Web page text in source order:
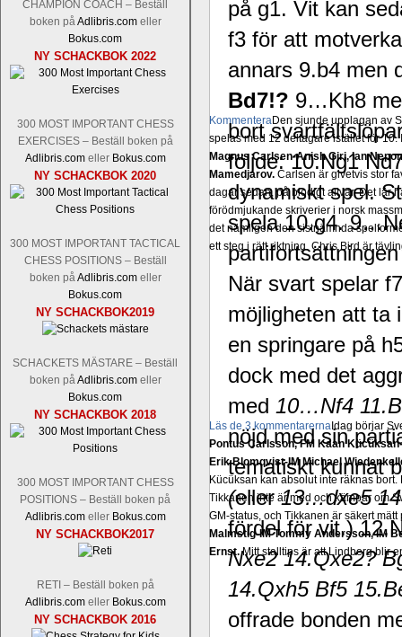
CHAMPION COACH – Beställ
boken påAdlibris.comeller
Bokus.com
NY SCHACKBOK 2022
300 MOST IMPORTANT CHESS
EXERCISES – Beställ boken på
Adlibris.comeller Bokus.com
NY SCHACKBOK 2020
300 MOST IMPORTANT TACTICAL
CHESS POSITIONS – Beställ
boken påAdlibris.comeller
Bokus.com
NY SCHACKBOK2019
SCHACKETS MÄSTARE – Beställ
boken påAdlibris.comeller
Bokus.com
NY SCHACKBOK 2018
300 MOST IMPORTANT CHESS
POSITIONS – Beställ boken på
Adlibris.comeller Bokus.com
NY SCHACKBOK2017
RETI – Beställ boken på
Adlibris.comeller Bokus.com
NY SCHACKBOK 2016
KommenteraDen sjunde upplagan av
spelas med 12 deltagare istället för
Magnus Carlsen-Anish Giri, Ian
Mamedjarov. Carlsen är givetvis stor
dagar sedan, på blodigt allvar. Det lär
förödmjukande skriverier i norsk
det nämligen den sistnämnda
ett steg i rätt riktning. Chris Bird är
Läs de 3 kommentarernaIdag börjar
Pontus Carlsson, FM Kaan
Erik Blomqvist-IM Michael
Kücüksan kan absolut inte räknas
Tikkanen inte är med och kämpar om
GM-status, och Tikkanen är säkert
Malmstig-IM Tommy Andersson, IM
Ernst.Mitt stalltips är att Lindberg blir
på g1. Vit kan
f3 för att
annars 9.b4 men
Bd7!? 9…Kh8
bort
följde: 10.Ng1
dynamiskt spel.
spela 10.g4.
När svart spelar
möjligheten att ta
en springare på
dock med det
med 10…Nf4
nöjd med sin
tematiskt kunnat
(eller13…dxe5
fördel för vit.)
Nxe2 14.Qxe2?
14.Qxh5 Bf5
offrade bonden